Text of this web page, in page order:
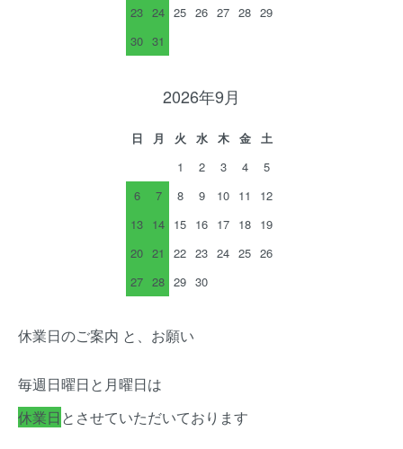
23 24 25 26 27 28 29
30 31
2026年9月
日 月 火 水 木 金
土
1
2 3 4
5
6
7 8 9 10 11
12
13 14 15 16 17 18 19
20 21 22 23 24 25 26
27 28 29 30
休業日のご案内 と、お願い
毎週日曜日と月曜日は
休業日 とさせていただいております